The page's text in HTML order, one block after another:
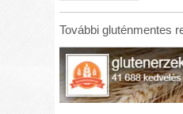
További gluténmentes